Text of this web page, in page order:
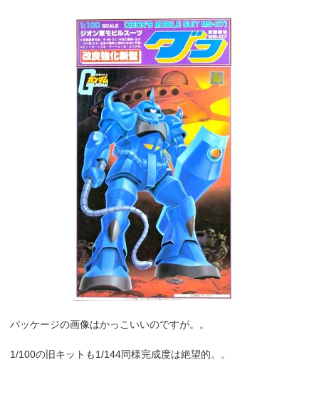
パッケージの画像はかっこいいのですが。。
1/100の旧キットも1/144同様完成度は絶望的。。